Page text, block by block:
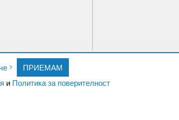
ПРИЕМАМ
и Политика за поверителност
Copyright © 2026 Ксениум ООД. Всички права запазени.
XeniumCompany.com